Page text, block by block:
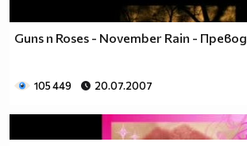
Guns n Roses - November Rain - Превод
105 449 20.07.2007